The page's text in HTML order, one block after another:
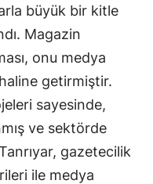
büyük bir kitle
Magazin
onu medya
getirmiştir.
sayesinde,
ve sektörde
gazetecilik
ile medya